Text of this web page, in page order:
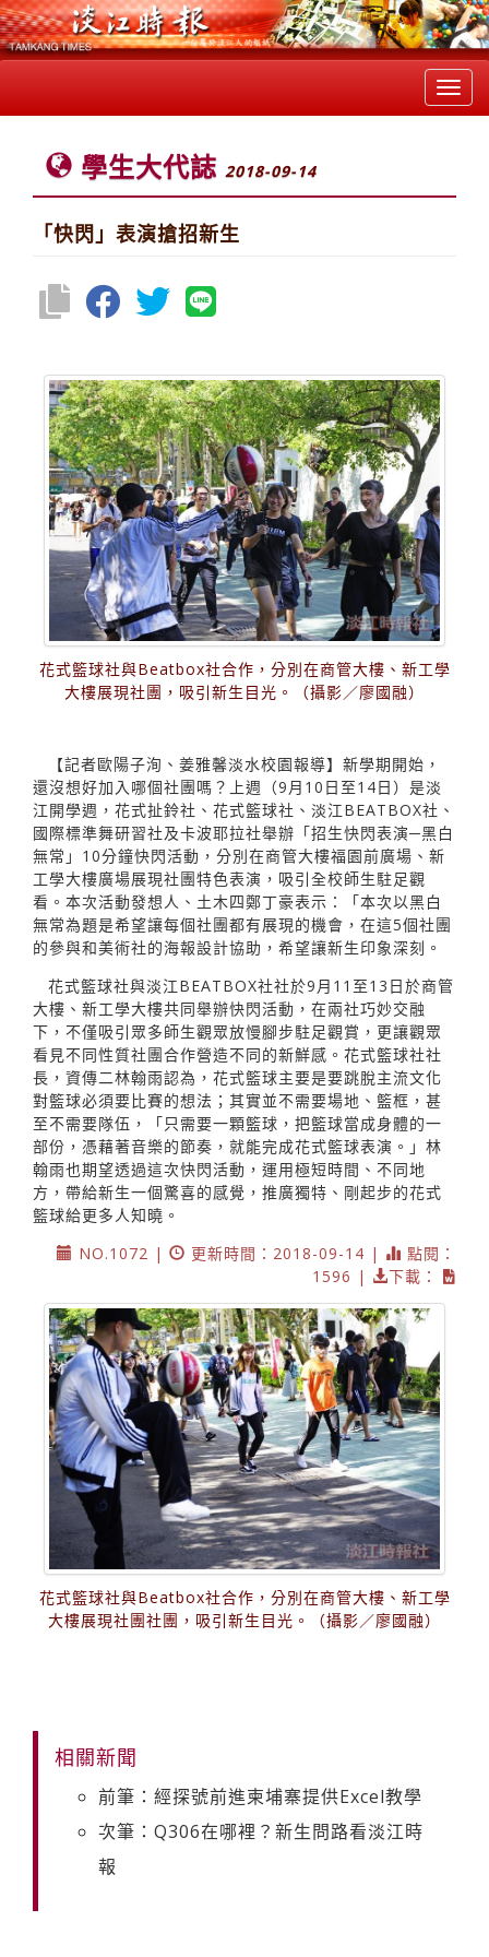
學生大代誌 2018-09-14
「快閃」表演搶招新生
花式籃球社與Beatbox社合作，分別在商管大樓、新工學
大樓展現社團，吸引新生目光。（攝影／廖國融）
【記者歐陽子洵、姜雅馨淡水校園報導】新學期開始，
還沒想好加入哪個社團嗎？上週（9月10日至14日）是淡
江開學週，花式扯鈴社、花式籃球社、淡江BEATBOX社、
國際標準舞研習社及卡波耶拉社舉辦「招生快閃表演─黑白
無常」10分鐘快閃活動，分別在商管大樓福園前廣場、新
工學大樓廣場展現社團特色表演，吸引全校師生駐足觀
看。本次活動發想人、土木四鄭丁豪表示：「本次以黑白
無常為題是希望讓每個社團都有展現的機會，在這5個社團
的參與和美術社的海報設計協助，希望讓新生印象深刻。
花式籃球社與淡江BEATBOX社社於9月11至13日於商管
大樓、新工學大樓共同舉辦快閃活動，在兩社巧妙交融
下，不僅吸引眾多師生觀眾放慢腳步駐足觀賞，更讓觀眾
看見不同性質社團合作營造不同的新鮮感。花式籃球社社
長，資傳二林翰雨認為，花式籃球主要是要跳脫主流文化
對籃球必須要比賽的想法；其實並不需要場地、籃框，甚
至不需要隊伍，「只需要一顆籃球，把籃球當成身體的一
部份，憑藉著音樂的節奏，就能完成花式籃球表演。」林
翰雨也期望透過這次快閃活動，運用極短時間、不同地
方，帶給新生一個驚喜的感覺，推廣獨特、剛起步的花式
籃球給更多人知曉。
NO.1072 |
更新時間：2018-09-14 |
點閱：
1596 |
下載：
花式籃球社與Beatbox社合作，分別在商管大樓、新工學
大樓展現社團社團，吸引新生目光。（攝影／廖國融）
相關新聞
前筆：經探號前進柬埔寨提供Excel教學
次筆：Q306在哪裡？新生問路看淡江時
報